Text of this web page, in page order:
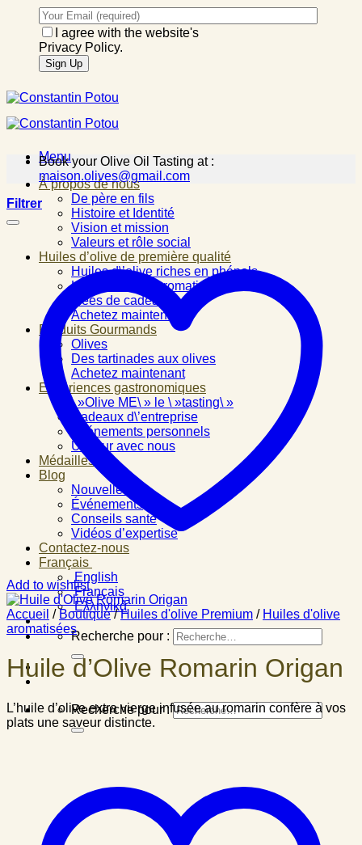
I agree with the website's
Privacy Policy.
Menu
À propos de nous
De père en fils
Histoire et Identité
Vision et mission
Valeurs et rôle social
Huiles d’olive de première qualité
Huiles d\’olive riches en phénols
Huiles d\’olive aromatisées
Idées de cadeau
Achetez maintenant
Produits Gourmands
Olives
Des tartinades aux olives
Achetez maintenant
Expériences gastronomiques
\ »Olive ME\ » le \ »tasting\ »
Cadeaux d\’entreprise
Événements personnels
Un jour avec nous
Médailles
Blog
Nouvelles
Événements
Conseils santé
Vidéos d’expertise
Contactez-nous
Français
English
Français
Ελληνικά
Recherche pour :
Recherche pour :
Book your Olive Oil Tasting at :
maison.olives@gmail.com
Filtrer
Add to wishlist
Accueil / Boutique / Huiles d'olive Premium / Huiles d'olive
aromatisées
Huile d’Olive Romarin Origan
L’huile d’olive extra vierge infusée au romarin confère à vos
plats une saveur distincte.